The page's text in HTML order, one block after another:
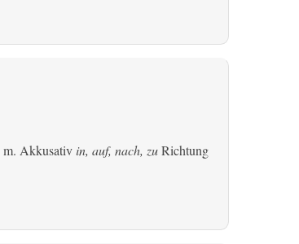
m. Akkusativ in, auf, nach, zuRichtung